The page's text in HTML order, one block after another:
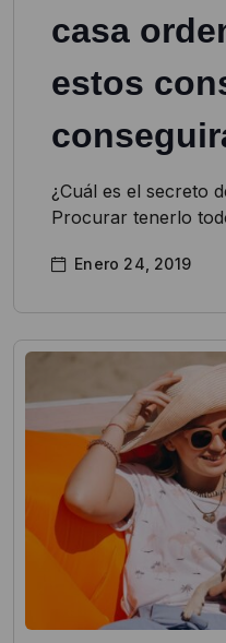
casa
estos
¿Cuál es el secreto
Procurar tenerlo
Enero 24, 2019